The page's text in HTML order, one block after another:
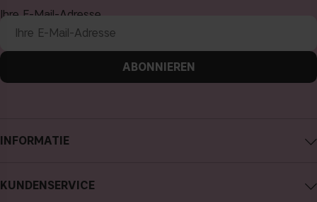
INFORMATIE
Über CAIA Cosmetics
KUNDENSERVICE
Ihre E-Mail-Adresse
ABONNIEREN